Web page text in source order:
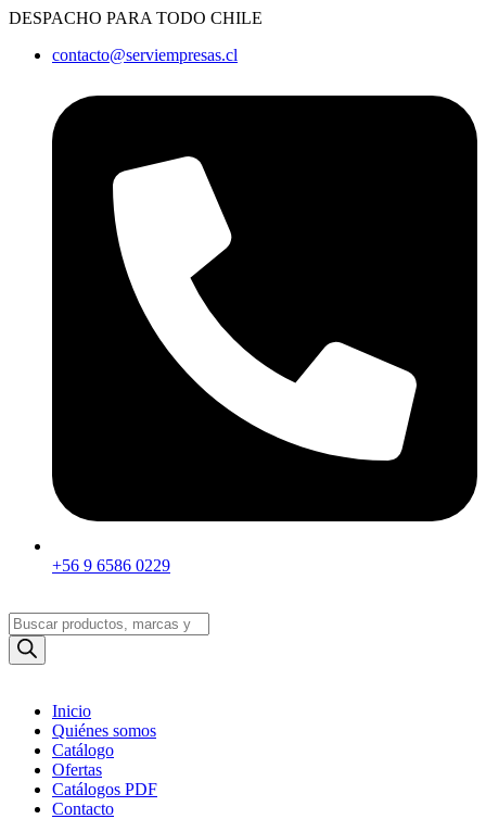
Ir
contenido
DESPACHO PARA TODO CHILE
contacto@serviempresas.cl
+56 9 6586 0229
Búsqueda
de
productos
Inicio
Quiénes somos
Catálogo
Ofertas
Catálogos PDF
Contacto